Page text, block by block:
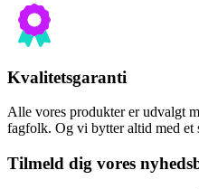
Kvalitetsgaranti
Alle vores produkter er udvalgt
fagfolk. Og vi bytter altid med et
Tilmeld dig vores